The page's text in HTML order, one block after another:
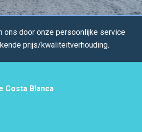
ons door onze persoonlijke service
prijs/kwaliteitverhouding.
Costa Blanca